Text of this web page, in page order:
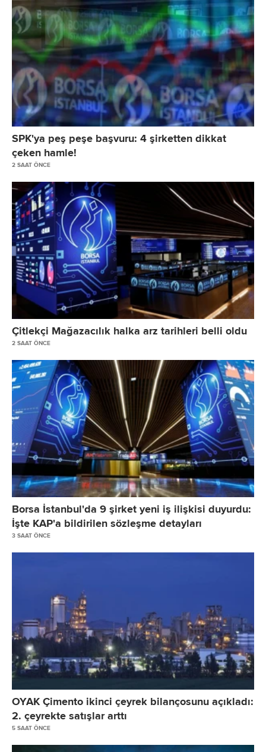
SPK'ya peş peşe başvuru: 4 şirketten dikkat
çeken hamle!
2 SAAT ÖNCE
Çitlekçi Mağazacılık halka arz tarihleri belli oldu
2 SAAT ÖNCE
Borsa İstanbul'da 9 şirket yeni iş ilişkisi duyurdu:
İşte KAP'a bildirilen sözleşme detayları
3 SAAT ÖNCE
OYAK Çimento ikinci çeyrek bilançosunu açıkladı:
2. çeyrekte satışlar arttı
5 SAAT ÖNCE